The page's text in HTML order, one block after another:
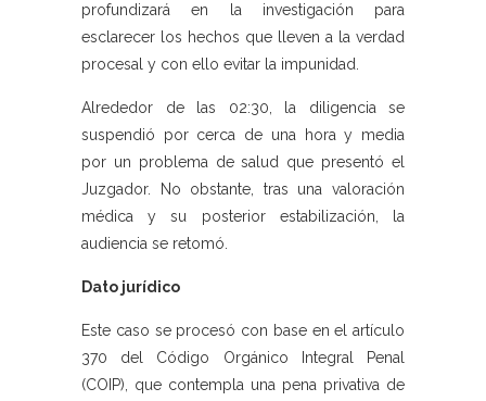
profundizará en la investigación para
esclarecer los hechos que lleven a la verdad
procesal y con ello evitar la impunidad.
Alrededor de las 02:30, la diligencia se
suspendió por cerca de una hora y media
por un problema de salud que presentó el
Juzgador. No obstante, tras una valoración
médica y su posterior estabilización, la
audiencia se retomó.
Dato jurídico
Este caso se procesó con base en el artículo
370 del Código Orgánico Integral Penal
(COIP), que contempla una pena privativa de